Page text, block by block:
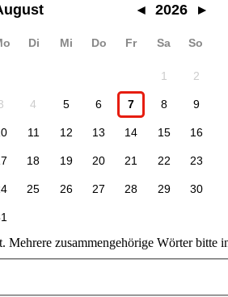
◂ 2026 ▸
Di Mi Do Fr Sa So
1 2
4 5 6 7 8 9
11 12 13 14 15 16
18 19 20 21 22 23
25 26 27 28 29 30
zusammengehörige Wörter bitte